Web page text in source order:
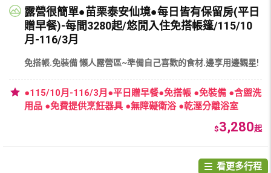
露營很簡單●苗栗泰安仙境●每日皆有保留房(平日
贈早餐)-每間3280起/悠閒入住免搭帳篷/115/10
月-116/3月
免搭帳.免裝備 懶人露營區~準備自己喜歡的食材.邊享用邊觀星!
●115/10月-116/3月●平日贈早餐●免搭帳 ●免裝備 ●含盥洗
用品 ●免費提供烹飪器具 ●無障礙衛浴 ●乾溼分離浴室
$3,280起
看更多行程